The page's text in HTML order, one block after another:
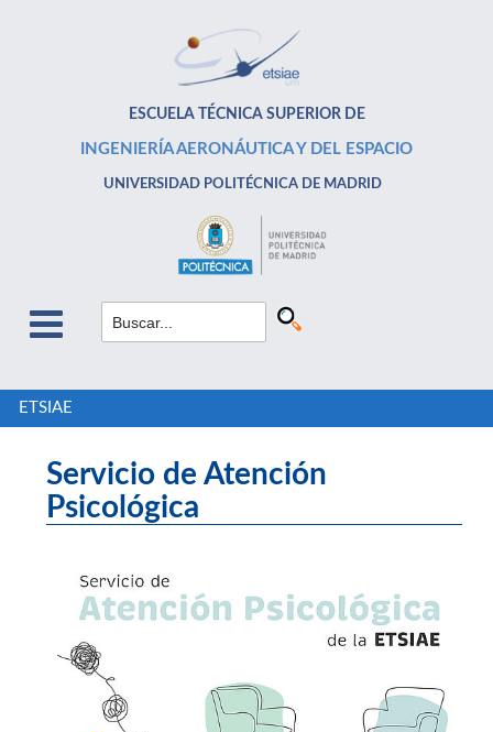
ESCUELA TÉCNICA SUPERIOR DE
INGENIERÍA AERONÁUTICA Y DEL ESPACIO
UNIVERSIDAD POLITÉCNICA DE MADRID
ETSIAE
Servicio de Atención
Psicológica